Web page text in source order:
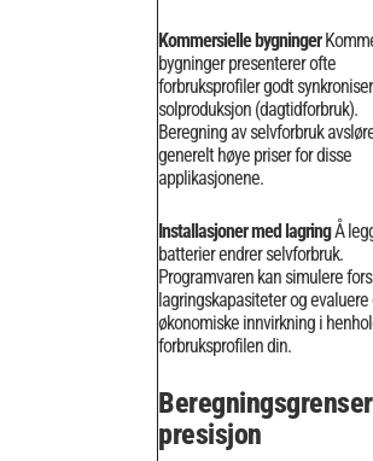
Kommersielle bygninger
bygninger presenterer ofte
forbruksprofiler godt
solproduksjon (dagtidforbruk).
Beregning av selvforbruk
generelt høye priser for disse
applikasjonene.
Installasjoner med lagringÅ
batterier endrer selvforbruk.
Programvaren kan simulere
lagringskapasiteter og evaluere
økonomiske innvirkning i
forbruksprofilen din.
presisjon